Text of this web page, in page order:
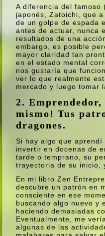
A diferencia del
japonés, Zatoichi, que
de un golpe de espada
antes de actuar, nunca
resultados de una
embargo, es posible
mayor claridad tan
en el estado mental
nos gustarí­a que
ver lo que realmente
mercado y luego tomar
2. Emprendedor,
mismo! Tus
dragones.
Si hay algo que
invertir en docenas de
tarde o temprano, su
trayectoria de su inicio,
En mi libro Zen
descubre un patrón en
consciente en ese
buscando algo nuevo y
haciendo demasiadas
Eventualmente, me
algunas de las